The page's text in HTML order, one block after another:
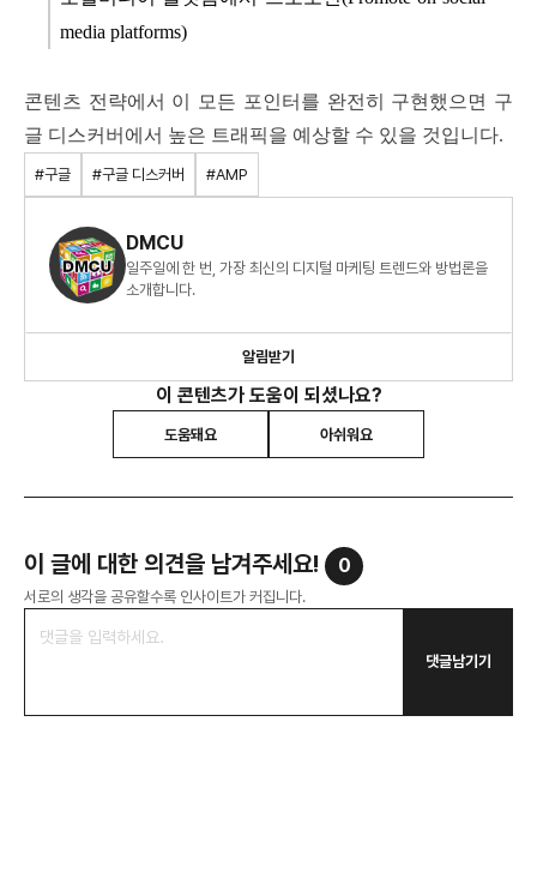
media platforms)
콘텐츠 전략에서 이 모든 포인터를 완전히 구현했으면 구
글 디스커버에서 높은 트래픽을 예상할 수 있을 것입니다.
#구글 #구글 디스커버 #AMP
DMCU
일주일에 한 번, 가장 최신의 디지털 마케팅 트렌드와 방법론을
소개합니다.
알림받기
이 콘텐츠가 도움이 되셨나요?
도움돼요 아쉬워요
이 글에 대한 의견을 남겨주세요! 0
서로의 생각을 공유할수록 인사이트가 커집니다.
댓글남기기